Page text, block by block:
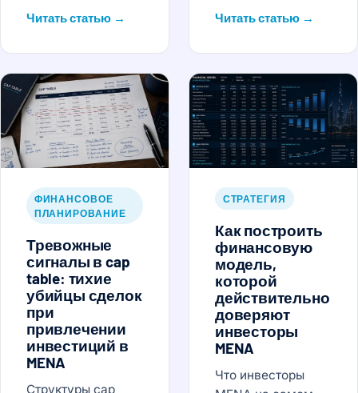
Читать статью → Читать статью →
ФИНАНСОВОЕ
ПЛАНИРОВАНИЕ
Тревожные
сигналы в cap
table: тихие
убийцы сделок
при
привлечении
инвестиций в
MENA
Структуры cap
СТРАТЕГИЯ
Как построить
финансовую
модель,
которой
действительно
доверяют
инвесторы
MENA
Что инвесторы